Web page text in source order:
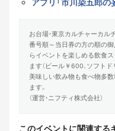
アプリ「市川染五郎の
お台場・東京カルチャーカ
番号順～当日券の方の順の
らイベントを楽しめる飲食
ます（ビール￥600、ソフトド
美味しい飲み物も食べ物多
ます。
（運営・ニフティ株式会社）
このイベントに関連する